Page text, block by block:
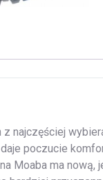
z najczęściej
poczucie
Moaba ma